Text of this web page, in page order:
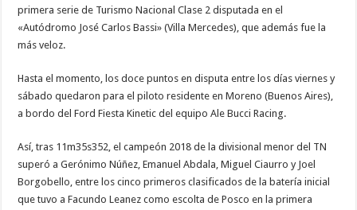
primera serie de Turismo Nacional Clase 2 disputada en el
«Autódromo José Carlos Bassi» (Villa Mercedes), que además fue la
más veloz.
Hasta el momento, los doce puntos en disputa entre los días viernes y
sábado quedaron para el piloto residente en Moreno (Buenos Aires),
a bordo del Ford Fiesta Kinetic del equipo Ale Bucci Racing.
Así, tras 11m35s352, el campeón 2018 de la divisional menor del TN
superó a Gerónimo Núñez, Emanuel Abdala, Miguel Ciaurro y Joel
Borgobello, entre los cinco primeros clasificados de la batería inicial
que tuvo a Facundo Leanez como escolta de Posco en la primera